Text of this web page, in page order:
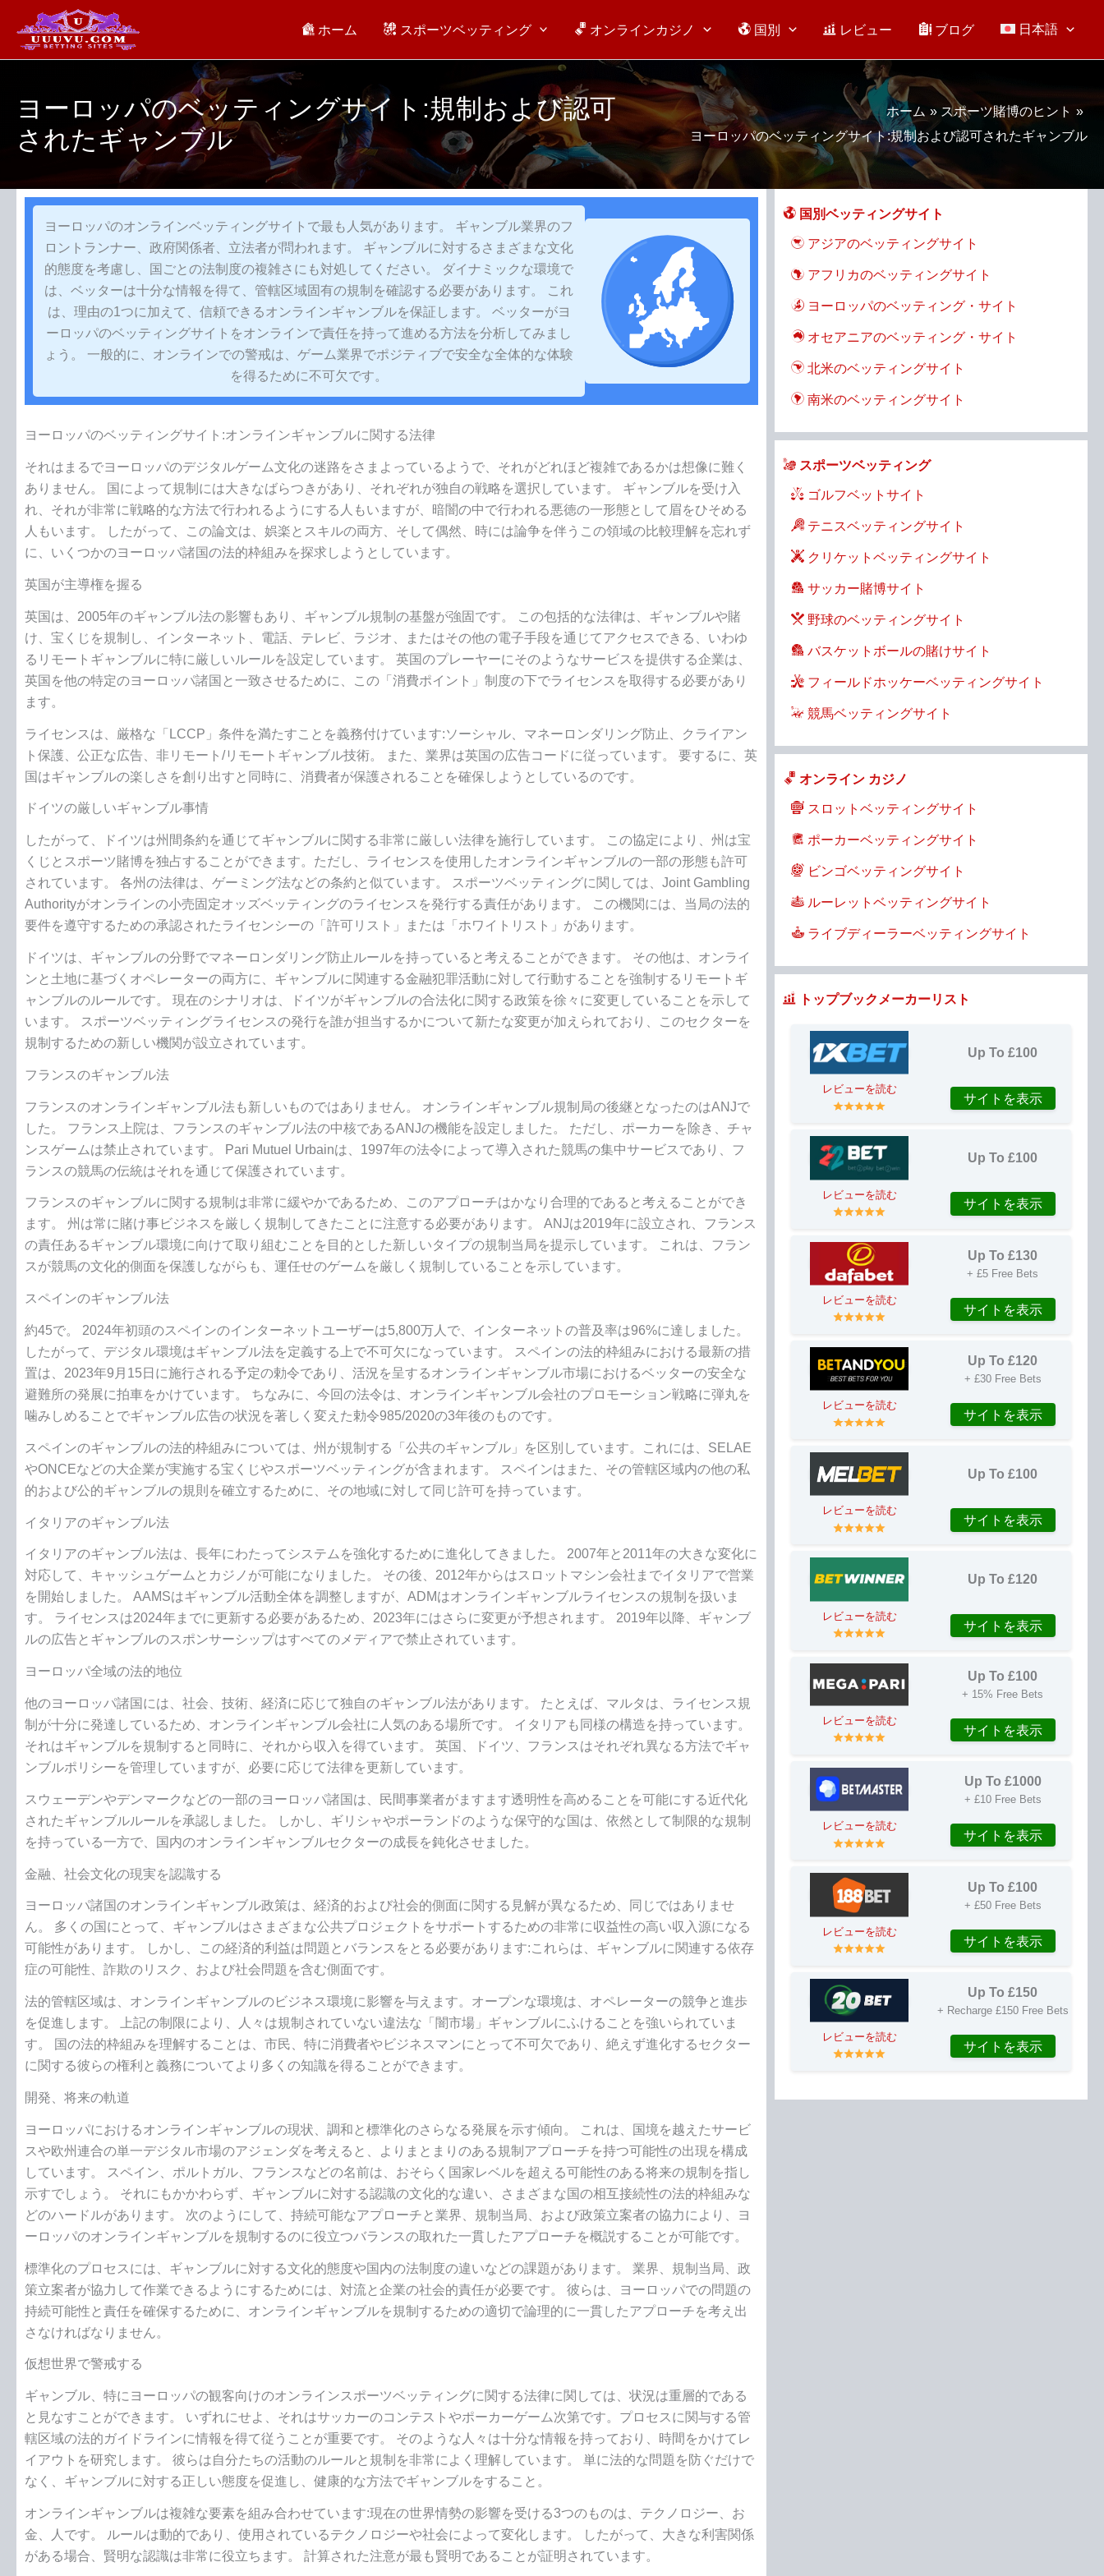
ホーム スポーツベッティング オンラインカジノ 国別 レビュー ブログ 日本語
ヨーロッパのベッティングサイト:規制および認可
されたギャンブル
ホーム
スポーツ賭博のヒント
ヨーロッパのベッティングサイト:規制および認可されたギャンブル
ヨーロッパのオンラインベッティングサイトで最も人気があります。 ギャンブル業界のフ
ロントランナー、政府関係者、立法者が問われます。 ギャンブルに対するさまざまな文化
的態度を考慮し、国ごとの法制度の複雑さにも対処してください。 ダイナミックな環境で
は、ベッターは十分な情報を得て、管轄区域固有の規制を確認する必要があります。 これ
は、理由の1つに加えて、信頼できるオンラインギャンブルを保証します。 ベッターがヨ
ーロッパのベッティングサイトをオンラインで責任を持って進める方法を分析してみまし
ょう。 一般的に、オンラインでの警戒は、ゲーム業界でポジティブで安全な全体的な体験
を得るために不可欠です。
ヨーロッパのベッティングサイト:オンラインギャンブルに関する法律
それはまるでヨーロッパのデジタルゲーム文化の迷路をさまよっているようで、それがどれほど複雑であるかは想像に難く
ありません。 国によって規制には大きなばらつきがあり、それぞれが独自の戦略を選択しています。 ギャンブルを受け入
れ、それが非常に戦略的な方法で行われるようにする人もいますが、暗闇の中で行われる悪徳の一形態として眉をひそめる
人もいます。 したがって、この論文は、娯楽とスキルの両方、そして偶然、時には論争を伴うこの領域の比較理解を忘れず
に、いくつかのヨーロッパ諸国の法的枠組みを探求しようとしています。
英国が主導権を握る
英国は、2005年のギャンブル法の影響もあり、ギャンブル規制の基盤が強固です。 この包括的な法律は、ギャンブルや賭
け、宝くじを規制し、インターネット、電話、テレビ、ラジオ、またはその他の電子手段を通じてアクセスできる、いわゆ
るリモートギャンブルに特に厳しいルールを設定しています。 英国のプレーヤーにそのようなサービスを提供する企業は、
英国を他の特定のヨーロッパ諸国と一致させるために、この「消費ポイント」制度の下でライセンスを取得する必要があり
ます。
ライセンスは、厳格な「LCCP」条件を満たすことを義務付けています:ソーシャル、マネーロンダリング防止、クライアン
ト保護、公正な広告、非リモート/リモートギャンブル技術。 また、業界は英国の広告コードに従っています。 要するに、英
国はギャンブルの楽しさを創り出すと同時に、消費者が保護されることを確保しようとしているのです。
ドイツの厳しいギャンブル事情
したがって、ドイツは州間条約を通じてギャンブルに関する非常に厳しい法律を施行しています。 この協定により、州は宝
くじとスポーツ賭博を独占することができます。ただし、ライセンスを使用したオンラインギャンブルの一部の形態も許可
されています。 各州の法律は、ゲーミング法などの条約と似ています。 スポーツベッティングに関しては、Joint Gambling
Authorityがオンラインの小売固定オッズベッティングのライセンスを発行する責任があります。 この機関には、当局の法的
要件を遵守するための承認されたライセンシーの「許可リスト」または「ホワイトリスト」があります。
ドイツは、ギャンブルの分野でマネーロンダリング防止ルールを持っていると考えることができます。 その他は、オンライ
ンと土地に基づくオペレーターの両方に、ギャンブルに関連する金融犯罪活動に対して行動することを強制するリモートギ
ャンブルのルールです。 現在のシナリオは、ドイツがギャンブルの合法化に関する政策を徐々に変更していることを示して
います。 スポーツベッティングライセンスの発行を誰が担当するかについて新たな変更が加えられており、このセクターを
規制するための新しい機関が設立されています。
フランスのギャンブル法
フランスのオンラインギャンブル法も新しいものではありません。 オンラインギャンブル規制局の後継となったのはANJで
した。 フランス上院は、フランスのギャンブル法の中核であるANJの機能を設定しました。 ただし、ポーカーを除き、チャ
ンスゲームは禁止されています。 Pari Mutuel Urbainは、1997年の法令によって導入された競馬の集中サービスであり、フ
ランスの競馬の伝統はそれを通じて保護されています。
フランスのギャンブルに関する規制は非常に緩やかであるため、このアプローチはかなり合理的であると考えることができ
ます。 州は常に賭け事ビジネスを厳しく規制してきたことに注意する必要があります。 ANJは2019年に設立され、フランス
の責任あるギャンブル環境に向けて取り組むことを目的とした新しいタイプの規制当局を提示しています。 これは、フラン
スが競馬の文化的側面を保護しながらも、運任せのゲームを厳しく規制していることを示しています。
スペインのギャンブル法
約45で。 2024年初頭のスペインのインターネットユーザーは5,800万人で、インターネットの普及率は96%に達しました。
したがって、デジタル環境はギャンブル法を定義する上で不可欠になっています。 スペインの法的枠組みにおける最新の措
置は、2023年9月15日に施行される予定の勅令であり、活況を呈するオンラインギャンブル市場におけるベッターの安全な
避難所の発展に拍車をかけています。 ちなみに、今回の法令は、オンラインギャンブル会社のプロモーション戦略に弾丸を
噛みしめることでギャンブル広告の状況を著しく変えた勅令985/2020の3年後のものです。
スペインのギャンブルの法的枠組みについては、州が規制する「公共のギャンブル」を区別しています。これには、SELAE
やONCEなどの大企業が実施する宝くじやスポーツベッティングが含まれます。 スペインはまた、その管轄区域内の他の私
的および公的ギャンブルの規則を確立するために、その地域に対して同じ許可を持っています。
イタリアのギャンブル法
イタリアのギャンブル法は、長年にわたってシステムを強化するために進化してきました。 2007年と2011年の大きな変化に
対応して、キャッシュゲームとカジノが可能になりました。 その後、2012年からはスロットマシン会社までイタリアで営業
を開始しました。 AAMSはギャンブル活動全体を調整しますが、ADMはオンラインギャンブルライセンスの規制を扱いま
す。 ライセンスは2024年までに更新する必要があるため、2023年にはさらに変更が予想されます。 2019年以降、ギャンブ
ルの広告とギャンブルのスポンサーシップはすべてのメディアで禁止されています。
ヨーロッパ全域の法的地位
他のヨーロッパ諸国には、社会、技術、経済に応じて独自のギャンブル法があります。 たとえば、マルタは、ライセンス規
制が十分に発達しているため、オンラインギャンブル会社に人気のある場所です。 イタリアも同様の構造を持っています。
それはギャンブルを規制すると同時に、それから収入を得ています。 英国、ドイツ、フランスはそれぞれ異なる方法でギャ
ンブルポリシーを管理していますが、必要に応じて法律を更新しています。
スウェーデンやデンマークなどの一部のヨーロッパ諸国は、民間事業者がますます透明性を高めることを可能にする近代化
されたギャンブルルールを承認しました。 しかし、ギリシャやポーランドのような保守的な国は、依然として制限的な規制
を持っている一方で、国内のオンラインギャンブルセクターの成長を鈍化させました。
金融、社会文化の現実を認識する
ヨーロッパ諸国のオンラインギャンブル政策は、経済的および社会的側面に関する見解が異なるため、同じではありませ
ん。 多くの国にとって、ギャンブルはさまざまな公共プロジェクトをサポートするための非常に収益性の高い収入源になる
可能性があります。 しかし、この経済的利益は問題とバランスをとる必要があります:これらは、ギャンブルに関連する依存
症の可能性、詐欺のリスク、および社会問題を含む側面です。
法的管轄区域は、オンラインギャンブルのビジネス環境に影響を与えます。オープンな環境は、オペレーターの競争と進歩
を促進します。 上記の制限により、人々は規制されていない違法な「闇市場」ギャンブルにふけることを強いられていま
す。 国の法的枠組みを理解することは、市民、特に消費者やビジネスマンにとって不可欠であり、絶えず進化するセクター
に関する彼らの権利と義務についてより多くの知識を得ることができます。
開発、将来の軌道
ヨーロッパにおけるオンラインギャンブルの現状、調和と標準化のさらなる発展を示す傾向。 これは、国境を越えたサービ
スや欧州連合の単一デジタル市場のアジェンダを考えると、よりまとまりのある規制アプローチを持つ可能性の出現を構成
しています。 スペイン、ポルトガル、フランスなどの名前は、おそらく国家レベルを超える可能性のある将来の規制を指し
示すでしょう。 それにもかかわらず、ギャンブルに対する認識の文化的な違い、さまざまな国の相互接続性の法的枠組みな
どのハードルがあります。 次のようにして、持続可能なアプローチと業界、規制当局、および政策立案者の協力により、ヨ
ーロッパのオンラインギャンブルを規制するのに役立つバランスの取れた一貫したアプローチを概説することが可能です。
標準化のプロセスには、ギャンブルに対する文化的態度や国内の法制度の違いなどの課題があります。 業界、規制当局、政
策立案者が協力して作業できるようにするためには、対流と企業の社会的責任が必要です。 彼らは、ヨーロッパでの問題の
持続可能性と責任を確保するために、オンラインギャンブルを規制するための適切で論理的に一貫したアプローチを考え出
さなければなりません。
仮想世界で警戒する
ギャンブル、特にヨーロッパの観客向けのオンラインスポーツベッティングに関する法律に関しては、状況は重層的である
と見なすことができます。 いずれにせよ、それはサッカーのコンテストやポーカーゲーム次第です。プロセスに関与する管
轄区域の法的ガイドラインに情報を得て従うことが重要です。 そのような人々は十分な情報を持っており、時間をかけてレ
イアウトを研究します。 彼らは自分たちの活動のルールと規制を非常によく理解しています。 単に法的な問題を防ぐだけで
なく、ギャンブルに対する正しい態度を促進し、健康的な方法でギャンブルをすること。
オンラインギャンブルは複雑な要素を組み合わせています:現在の世界情勢の影響を受ける3つのものは、テクノロジー、お
金、人です。 ルールは動的であり、使用されているテクノロジーや社会によって変化します。 したがって、大きな利害関係
がある場合、賢明な認識は非常に役立ちます。 計算された注意が最も賢明であることが証明されています。
国別ベッティングサイト
アジアのベッティングサイト
アフリカのベッティングサイト
ヨーロッパのベッティング・サイト
オセアニアのベッティング・サイト
北米のベッティングサイト
南米のベッティングサイト
スポーツベッティング
ゴルフベットサイト
テニスベッティングサイト
クリケットベッティングサイト
サッカー賭博サイト
野球のベッティングサイト
バスケットボールの賭けサイト
フィールドホッケーベッティングサイト
競馬ベッティングサイト
オンライン カジノ
スロットベッティングサイト
ポーカーベッティングサイト
ビンゴベッティングサイト
ルーレットベッティングサイト
ライブディーラーベッティングサイト
トップブックメーカーリスト
Up To £100
レビューを読む
サイトを表示
Up To £100
レビューを読む
サイトを表示
Up To £130
+ £5 Free Bets
レビューを読む
サイトを表示
Up To £120
+ £30 Free Bets
レビューを読む
サイトを表示
Up To £100
レビューを読む
サイトを表示
Up To £120
レビューを読む
サイトを表示
Up To £100
+ 15% Free Bets
レビューを読む
サイトを表示
Up To £1000
+ £10 Free Bets
レビューを読む
サイトを表示
Up To £100
+ £50 Free Bets
レビューを読む
サイトを表示
Up To £150
+ Recharge £150 Free Bets
レビューを読む
サイトを表示